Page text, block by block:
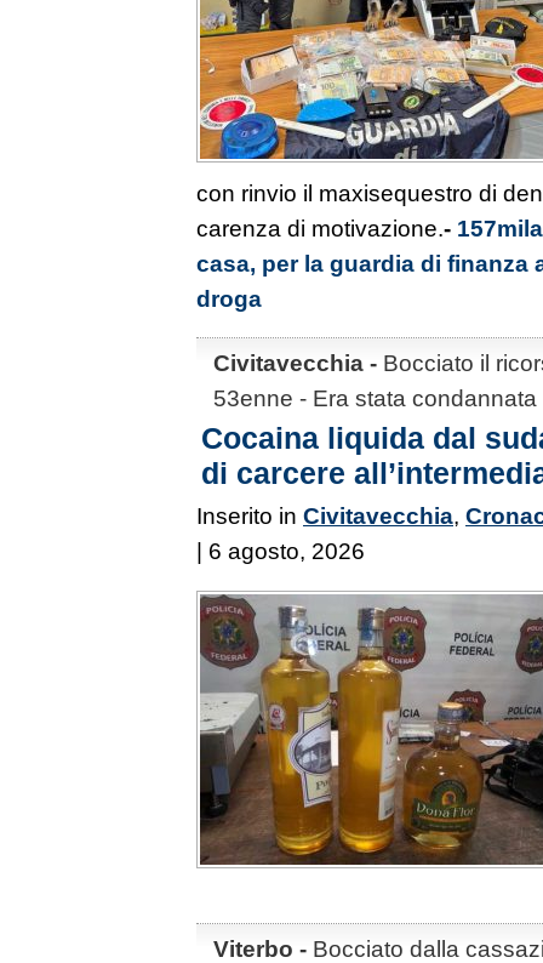
con rinvio il maxisequestro di
carenza di motivazione.-
casa, per la guardia di finanza
droga
Civitavecchia - Bocciato il
53enne - Era stata
Cocaina liquida dal
di carcere
Inserito in Civitavecchia,
| 6 agosto, 2026
Viterbo - Bocciato dalla